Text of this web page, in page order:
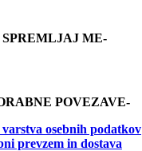
SPREMLJAJ ME-
POVEZAVE-
varstva osebnih podatkov
prevzem in dostava